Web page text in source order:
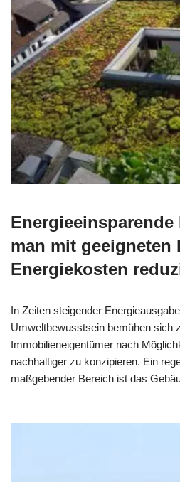
Energieeinsparende
man mit geeigneten
Energiekosten
In Zeiten steigender
Umweltbewusstsein bemühen sich
Immobilieneigentümer nach
nachhaltiger zu konzipieren. Ein
maßgebender Bereich ist das